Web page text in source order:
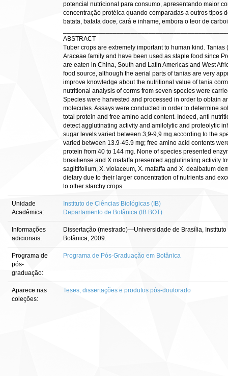
potencial nutricional para consumo, apresentando maior
concentração protéica quando comparadas a outros tipos
batata, batata doce, cará e inhame, embora o teor de
ABSTRACT
Tuber crops are extremely important to human kind.
Araceae family and have been used as staple food since
are eaten in China, South and Latin Americas and West
food source, although the aerial parts of tanias are very
improve knowledge about the nutritional value of tania
nutritional analysis of corms from seven species were
Species were harvested and processed in order to obtain
molecules. Assays were conducted in order to determine
total protein and free amino acid content. Indeed, anti
detect agglutinating activity and amilolytic and proteolytic
sugar levels varied between 3,9-9,9 mg according to the
varied between 13.9-45.9 mg; free amino acid contents
protein from 40 to 144 mg. None of species presented
brasiliense and X mafaffa presented agglutinating activity
sagittifolium, X. violaceum, X. mafaffa and X. dealbatum
dietary due to their larger concentration of nutrients and
to other starchy crops.
Unidade
Acadêmica:
Instituto de Ciências Biológicas (IB)
Departamento de Botânica (IB BOT)
Informações
adicionais:
Dissertação (mestrado)—Universidade de Brasília,
Botânica, 2009.
Programa de
pós-
graduação:
Programa de Pós-Graduação em Botânica
Aparece nas
coleções:
Teses, dissertações e produtos pós-doutorado